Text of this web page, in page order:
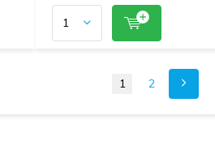
1 2